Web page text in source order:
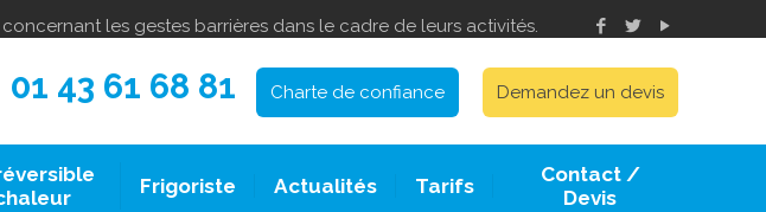
les gestes barrières dans le cadre de leurs activités.
01 43 61 68 81 Charte de confiance Demandez un devis
Frigoriste Actualités Tarifs
Contact /
Devis